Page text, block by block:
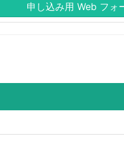
申し込み用 Web フォ